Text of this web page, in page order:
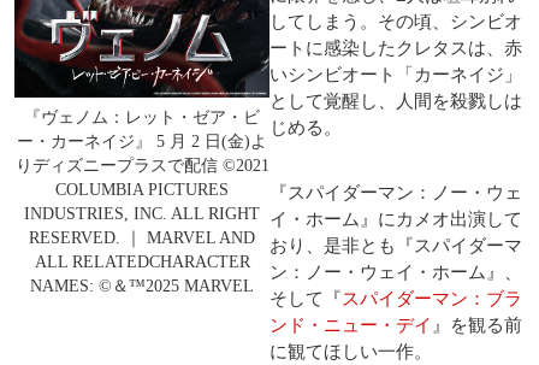
『ヴェノム：レット・ゼア・ビ
ー・カーネイジ』 5 月 2 日(金)よ
りディズニープラスで配信 ©2021
COLUMBIA PICTURES
INDUSTRIES, INC. ALL RIGHT
RESERVED. ｜ MARVEL AND
ALL RELATEDCHARACTER
NAMES: ©＆™2025 MARVEL
してしまう。その頃、シンビオ
ートに感染したクレタスは、赤
いシンビオート「カーネイジ」
として覚醒し、人間を殺戮しは
じめる。
『スパイダーマン：ノー・ウェ
イ・ホーム』にカメオ出演して
おり、是非とも『スパイダーマ
ン：ノー・ウェイ・ホーム』、
そして『スパイダーマン：ブラ
ンド・ニュー・デイ 』を観る前
に観てほしい一作。